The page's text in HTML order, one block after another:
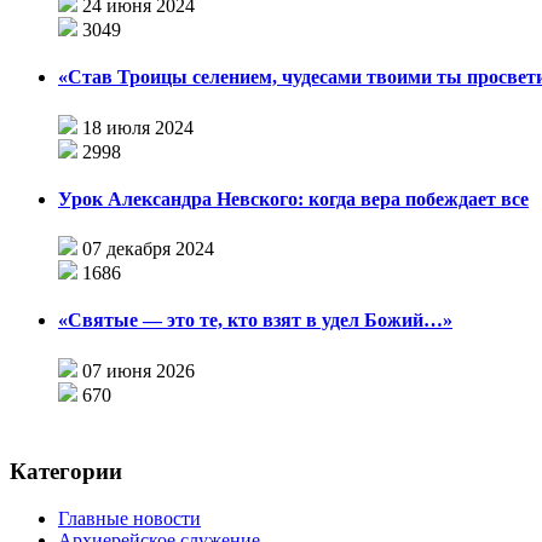
24 июня 2024
3049
«Став Троицы селением, чудесами твоими ты
18 июля 2024
2998
Урок Александра Невского: когда вера побеждает все
07 декабря 2024
1686
«Святые — это те, кто взят в удел Божий…»
07 июня 2026
670
Категории
Главные новости